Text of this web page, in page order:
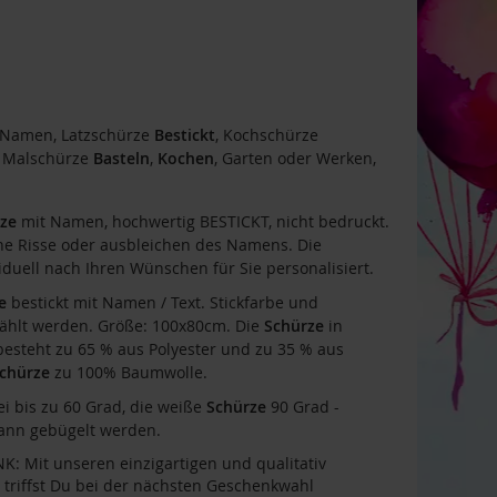
Latzschürze Bestickt, Kochschürze
Basteln, Kochen, Garten oder Werken,
mit Namen, hochwertig BESTICKT, nicht bedruckt.
Risse oder ausbleichen des Namens. Die
nach Ihren Wünschen für Sie personalisiert.
bestickt mit Namen / Text. Stickfarbe und
werden. Größe: 100x80cm. Die Schürze in
zu 65 % aus Polyester und zu 35 % aus
zu 100% Baumwolle.
bis zu 60 Grad, die weiße Schürze 90 Grad -
gebügelt werden.
Mit unseren einzigartigen und qualitativ
Du bei der nächsten Geschenkwahl